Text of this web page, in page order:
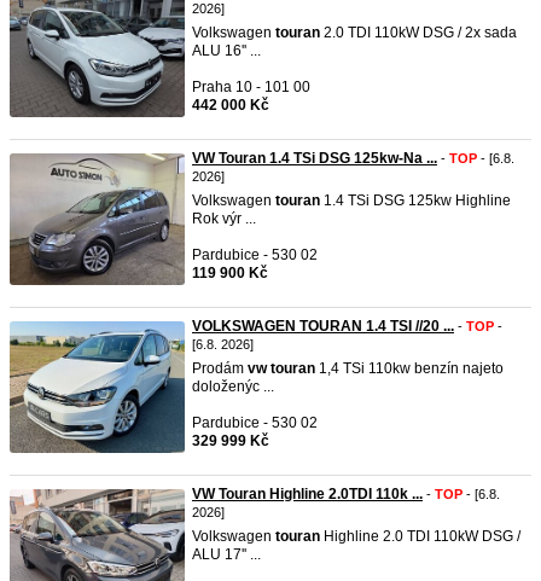
2026]
Volkswagen touran 2.0 TDI 110kW DSG / 2x sada
ALU 16'' ...
Praha 10 - 101 00
442 000 Kč
VW Touran 1.4 TSi DSG 125kw-Na ... - TOP - [6.8.
2026]
Volkswagen touran 1.4 TSi DSG 125kw Highline
Rok výr ...
Pardubice - 530 02
119 900 Kč
VOLKSWAGEN TOURAN 1.4 TSI //20 ... - TOP -
[6.8. 2026]
Prodám vw touran 1,4 TSi 110kw benzín najeto
doloženýc ...
Pardubice - 530 02
329 999 Kč
VW Touran Highline 2.0TDI 110k ... - TOP - [6.8.
2026]
Volkswagen touran Highline 2.0 TDI 110kW DSG /
ALU 17'' ...